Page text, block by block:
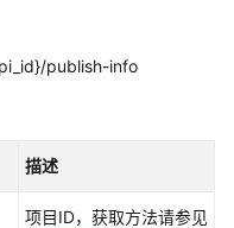
publish-info
描述
项目ID，获取方法请参见